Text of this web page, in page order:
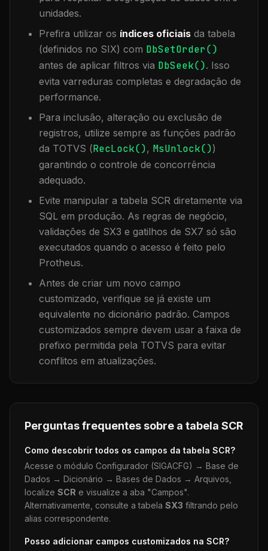
unidades.
Prefira utilizar os índices oficiais da tabela
(definidos no SIX) com DbSetOrder()
antes de aplicar filtros via DbSeek(). Isso
evita varreduras completas e degradação de
performance.
Para inclusão, alteração ou exclusão de
registros, utilize sempre as funções padrão
da TOTVS (RecLock(), MsUnlock())
garantindo o controle de concorrência
adequado.
Evite manipular a tabela SCR diretamente via
SQL em produção. As regras de negócio,
validações de SX3 e gatilhos de SX7 só são
executados quando o acesso é feito pelo
Protheus.
Antes de criar um novo campo
customizado, verifique se já existe um
equivalente no dicionário padrão. Campos
customizados sempre devem usar a faixa de
prefixo permitida pela TOTVS para evitar
conflitos em atualizações.
Perguntas frequentes sobre a tabela SCR
Como descobrir todos os campos da tabela SCR?
Acesse o módulo Configurador (SIGACFG) → Base de
Dados → Dicionário → Bases de Dados → Arquivos,
localize SCR e visualize a aba "Campos".
Alternativamente, consulte a tabela SX3 filtrando pelo
alias correspondente.
Posso adicionar campos customizados na SCR?